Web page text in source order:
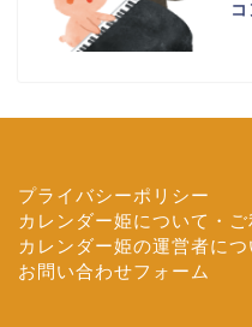
プライバシーポリシー
カレンダー姫について・ご
カレンダー姫の運営者につ
お問い合わせフォーム